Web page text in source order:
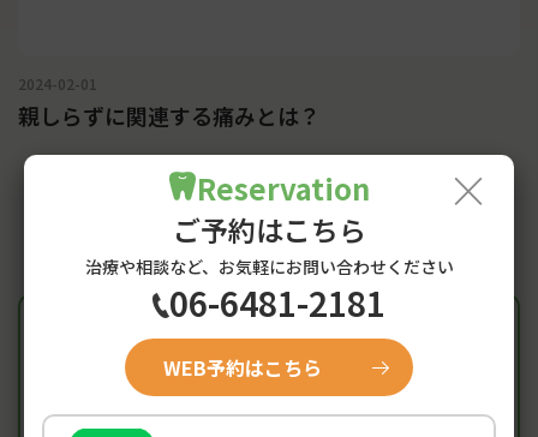
2024-02-01
親しらずに関連する痛みとは？
Access
阪神尼崎駅からのアクセス・
×
Reservation
ご予約はこちら
治療や相談など、お気軽にお問い合わせください
06-6481-2181
WEB予約はこちら